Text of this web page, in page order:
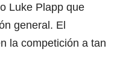
Luke Plapp que
general. El
la competición a tan